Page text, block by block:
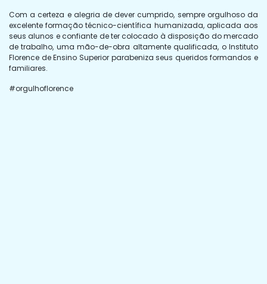
Com a certeza e alegria de dever cumprido, sempre orgulhoso da
excelente formação técnico-científica humanizada, aplicada aos
seus alunos e confiante de ter colocado à disposição do mercado
de trabalho, uma mão-de-obra altamente qualificada, o Instituto
Florence de Ensino Superior parabeniza seus queridos formandos e
familiares.
#orgulhoflorence